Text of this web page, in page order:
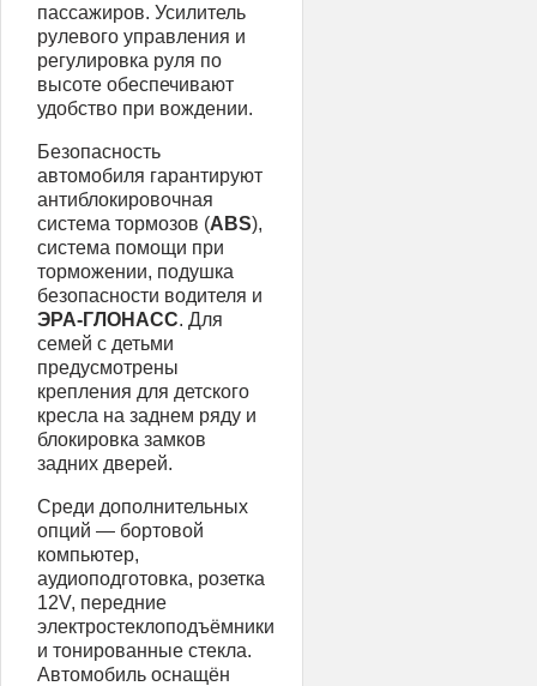
пассажиров. Усилитель
рулевого управления и
регулировка руля по
высоте обеспечивают
удобство при вождении.
Безопасность
автомобиля гарантируют
антиблокировочная
система тормозов (ABS),
система помощи при
торможении, подушка
безопасности водителя и
ЭРА-ГЛОНАСС. Для
семей с детьми
предусмотрены
крепления для детского
кресла на заднем ряду и
блокировка замков
задних дверей.
Среди дополнительных
опций — бортовой
компьютер,
аудиоподготовка, розетка
12V, передние
электростеклоподъёмники
и тонированные стекла.
Автомобиль оснащён